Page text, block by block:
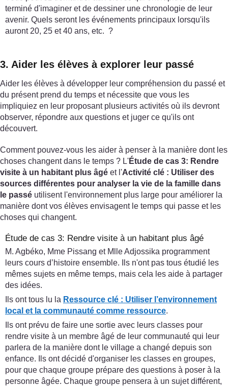
terminé d'imaginer et de dessiner une chronologie de leur
avenir. Quels seront les événements principaux lorsqu'ils
auront 20, 25 et 40 ans, etc. ?
3. Aider les élèves à explorer leur passé
Aider les élèves à développer leur compréhension du passé et
du présent prend du temps et nécessite que vous les
impliquiez en leur proposant plusieurs activités où ils devront
observer, répondre aux questions et juger ce qu'ils ont
découvert.
Comment pouvez-vous les aider à penser à la manière dont les
choses changent dans le temps ? L'Étude de cas 3: Rendre
visite à un habitant plus âgé et l'Activité clé : Utiliser des
sources différentes pour analyser la vie de la famille dans
le passé utilisent l'environnement plus large pour améliorer la
manière dont vos élèves envisagent le temps qui passe et les
choses qui changent.
Étude de cas 3: Rendre visite à un habitant plus âgé
M. Agbéko, Mme Pissang et Mlle Adjossika programment
leurs cours d’histoire ensemble. Ils n'ont pas tous étudié les
mêmes sujets en même temps, mais cela les aide à partager
des idées.
Ils ont tous lu la Ressource clé : Utiliser l’environnement
local et la communauté comme ressource.
Ils ont prévu de faire une sortie avec leurs classes pour
rendre visite à un membre âgé de leur communauté qui leur
parlera de la manière dont le village a changé depuis son
enfance. Ils ont décidé d'organiser les classes en groupes,
pour que chaque groupe prépare des questions à poser à la
personne âgée. Chaque groupe pensera à un sujet différent,